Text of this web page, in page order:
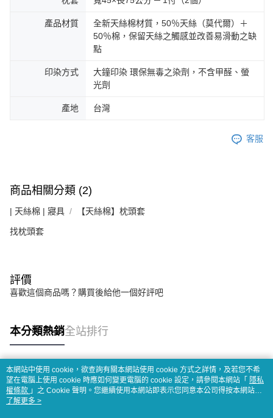
產品材質
全新天絲棉材質，50％天絲（莫代爾）＋
50％棉，保留天絲之觸感並改善易滑動之缺
點
印染方式
大鐘印染 環保無毒之染劑，不含甲醛、螢
光劑
產地 台灣
客服
商品相關分類 (2)
| 天絲棉 | 寢具 【天絲棉】枕頭套
找枕頭套
評價
喜歡這個商品嗎？購買後給他一個好評吧
本分類熱銷全站排行
熱門標籤
本網站中使用 cookie，欲查詢有關本網站使用 cookie 方式之詳情，及若您不希
望在電腦上使用 cookie 時應如何變更電腦的 cookie 設定，請參閱本網站「 隱私
權條款 」之 Cookie 聲明。您繼續使用本網站即表示您同意本公司得按本網站使
用條款之 Cookie 聲明使用 cookie。
了解更多 >